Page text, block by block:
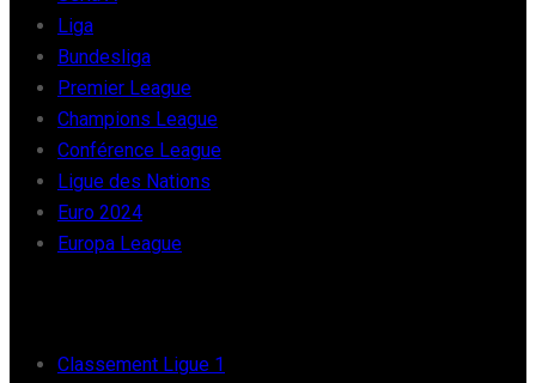
Liga
Bundesliga
Premier League
Champions League
Conférence League
Ligue des Nations
Euro 2024
Europa League
Classement Ligue 1